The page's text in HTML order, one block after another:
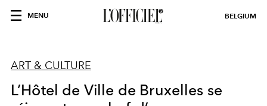
MENU BELGIUM
ART & CULTURE
L’Hôtel de Ville de Bruxelles se